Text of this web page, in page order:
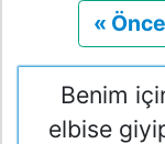
«
Benim
elbise